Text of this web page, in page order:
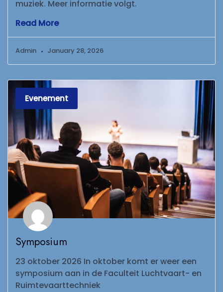
muziek. Meer informatie volgt.
Read More
Admin January 28, 2026
Evenement
Symposium
23 oktober 2026 In oktober komt er weer een
symposium aan in de Faculteit Luchtvaart- en
Ruimtevaarttechniek